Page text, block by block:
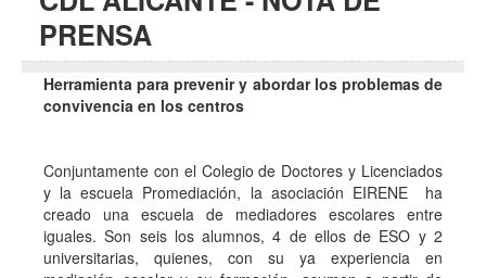
Estatutos
Boletines
UPSANA
PROA
Contacto
PRENSA
Herramienta para prevenir y abordar los problemas de
convivencia en los centros
Conjuntamente con el Colegio de Doctores y Licenciados
y la escuela Promediación, la asociación EIRENE ha
creado una escuela de mediadores escolares entre
iguales. Son seis los alumnos, 4 de ellos de ESO y 2
universitarias, quienes, con su ya experiencia en